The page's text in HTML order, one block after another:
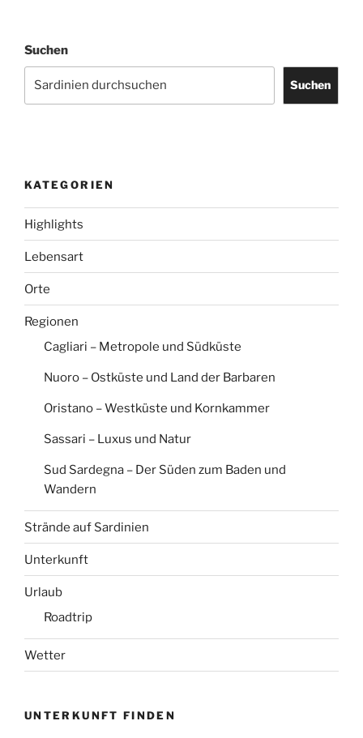
Suchen
Suchen
KATEGORIEN
Highlights
Lebensart
Orte
Regionen
Cagliari – Metropole und Südküste
Nuoro – Ostküste und Land der Barbaren
Oristano – Westküste und Kornkammer
Sassari – Luxus und Natur
Sud Sardegna – Der Süden zum Baden und
Wandern
Strände auf Sardinien
Unterkunft
Urlaub
Roadtrip
Wetter
UNTERKUNFT FINDEN